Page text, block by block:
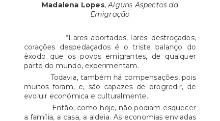
Madalena Lopes,Alguns Aspectos da
Emigração
“Lares abortados, lares destroçados,
corações despedaçados é o triste balanço do
êxodo que os povos emigrantes, de qualquer
parte do mundo, experimentam.
Todavia, também há compensações, pois
muitos foram, e, são capazes de progredir, de
evoluir económica e culturalmente.
Então, como hoje, não podiam esquecer
a família, a casa, a aldeia. As economias enviadas